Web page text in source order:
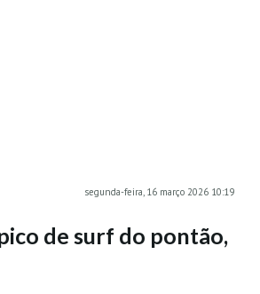
segunda-feira, 16 março 2026 10:19
de surf do pontão,